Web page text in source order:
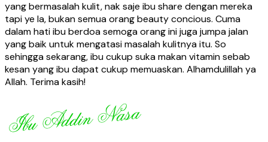
yang bermasalah kulit, nak saje ibu share dengan mereka
tapi ye la, bukan semua orang beauty concious. Cuma
dalam hati ibu berdoa semoga orang ini juga jumpa jalan
yang baik untuk mengatasi masalah kulitnya itu. So
sehingga sekarang, ibu cukup suka makan vitamin sebab
kesan yang ibu dapat cukup memuaskan. Alhamdulillah ya
Allah. Terima kasih!